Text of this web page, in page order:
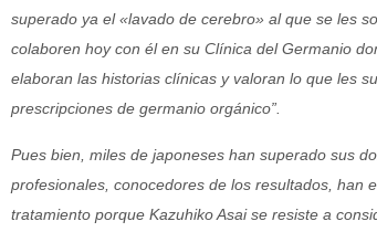
superado ya el «lavado de cerebro» al que se les
colaboren hoy con él en su Clínica del Germanio
elaboran las historias clínicas y valoran lo que les
prescripciones de germanio orgánico”.
Pues bien, miles de japoneses han superado sus
profesionales, conocedores de los resultados, han
tratamiento porque Kazuhiko Asai se resiste a